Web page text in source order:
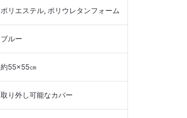
ポリエステル, ポリウレタンフォーム
ブルー
約55×55㎝
取り外し可能なカバー